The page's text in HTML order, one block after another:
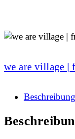
we are village |
Beschreibung